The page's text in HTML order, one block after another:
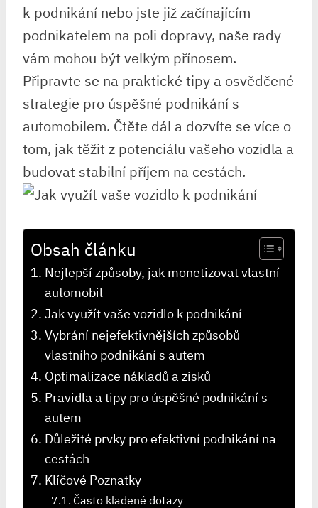
k podnikání nebo jste již začínajícím
podnikatelem na poli dopravy, naše rady
vám mohou být velkým přínosem.
Připravte se na praktické tipy a osvědčené
strategie pro úspěšné podnikání s
automobilem. Čtěte dál a dozvíte se více o
tom, jak těžit z potenciálu vašeho vozidla a
budovat stabilní příjem na cestách.
Obsah článku
Nejlepší způsoby, jak monetizovat vlastní
automobil
Jak využít vaše vozidlo k podnikání
Vybrání nejefektivnějších způsobů
vlastního podnikání s autem
Optimalizace nákladů a zisků
Pravidla a tipy pro úspěšné podnikání s
autem
Důležité prvky pro efektivní podnikání na
cestách
Klíčové Poznatky
Často kladené dotazy